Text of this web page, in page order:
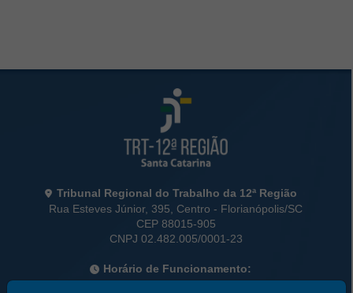
Informações de Contato
Tribunal Regional do Trabalho da 12ª Região
Rua Esteves Júnior, 395, Centro - Florianópolis/SC
CEP 88015-905
CNPJ 02.482.005/0001-23
Horário de Funcionamento:
De segunda a sexta-feira das 12 às 18 horas